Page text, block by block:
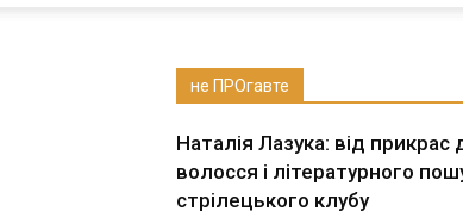
не ПРОгавте
Наталія Лазука: від прикрас
волосся і літературного
стрілецького клубу